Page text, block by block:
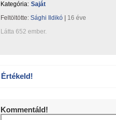
Kategória: Saját
Feltöltötte: Sághi Ildikó
16 éve
Látta 652 ember.
Értékeld!
Kommentáld!